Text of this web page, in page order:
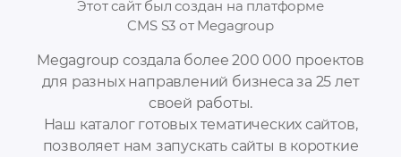
Megagroup создала более 200 000 проектов
для разных направлений бизнеса за 25 лет
своей работы.
Наш каталог готовых тематических сайтов,
позволяет нам запускать сайты в короткие
Этот сайт был создан на платформе
CMS S3 от Megagroup